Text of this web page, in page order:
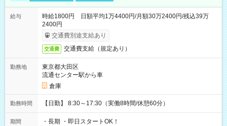
給与
時給1800円 日額平均1万4400円/月額30万2400円/残込39万
2400円
交通費別途支給あり
交通費 交通費支給（規定あり）
勤務地
東京都大田区
流通センター駅から車
倉庫
勤務時間 【日勤】 8:30～17:30（実働8時間/休憩60分）
期間 ・長期 ・即日スタートOK！